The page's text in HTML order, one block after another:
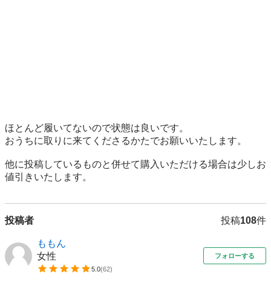
ほとんど履いてないので状態は良いです。
おうちに取りに来てくださるかたでお願いいたします。
他に投稿しているものと併せて購入いただける場合は少しお
値引きいたします。
投稿者 投稿108件
ももん
女性
5.0(62)
フォローする